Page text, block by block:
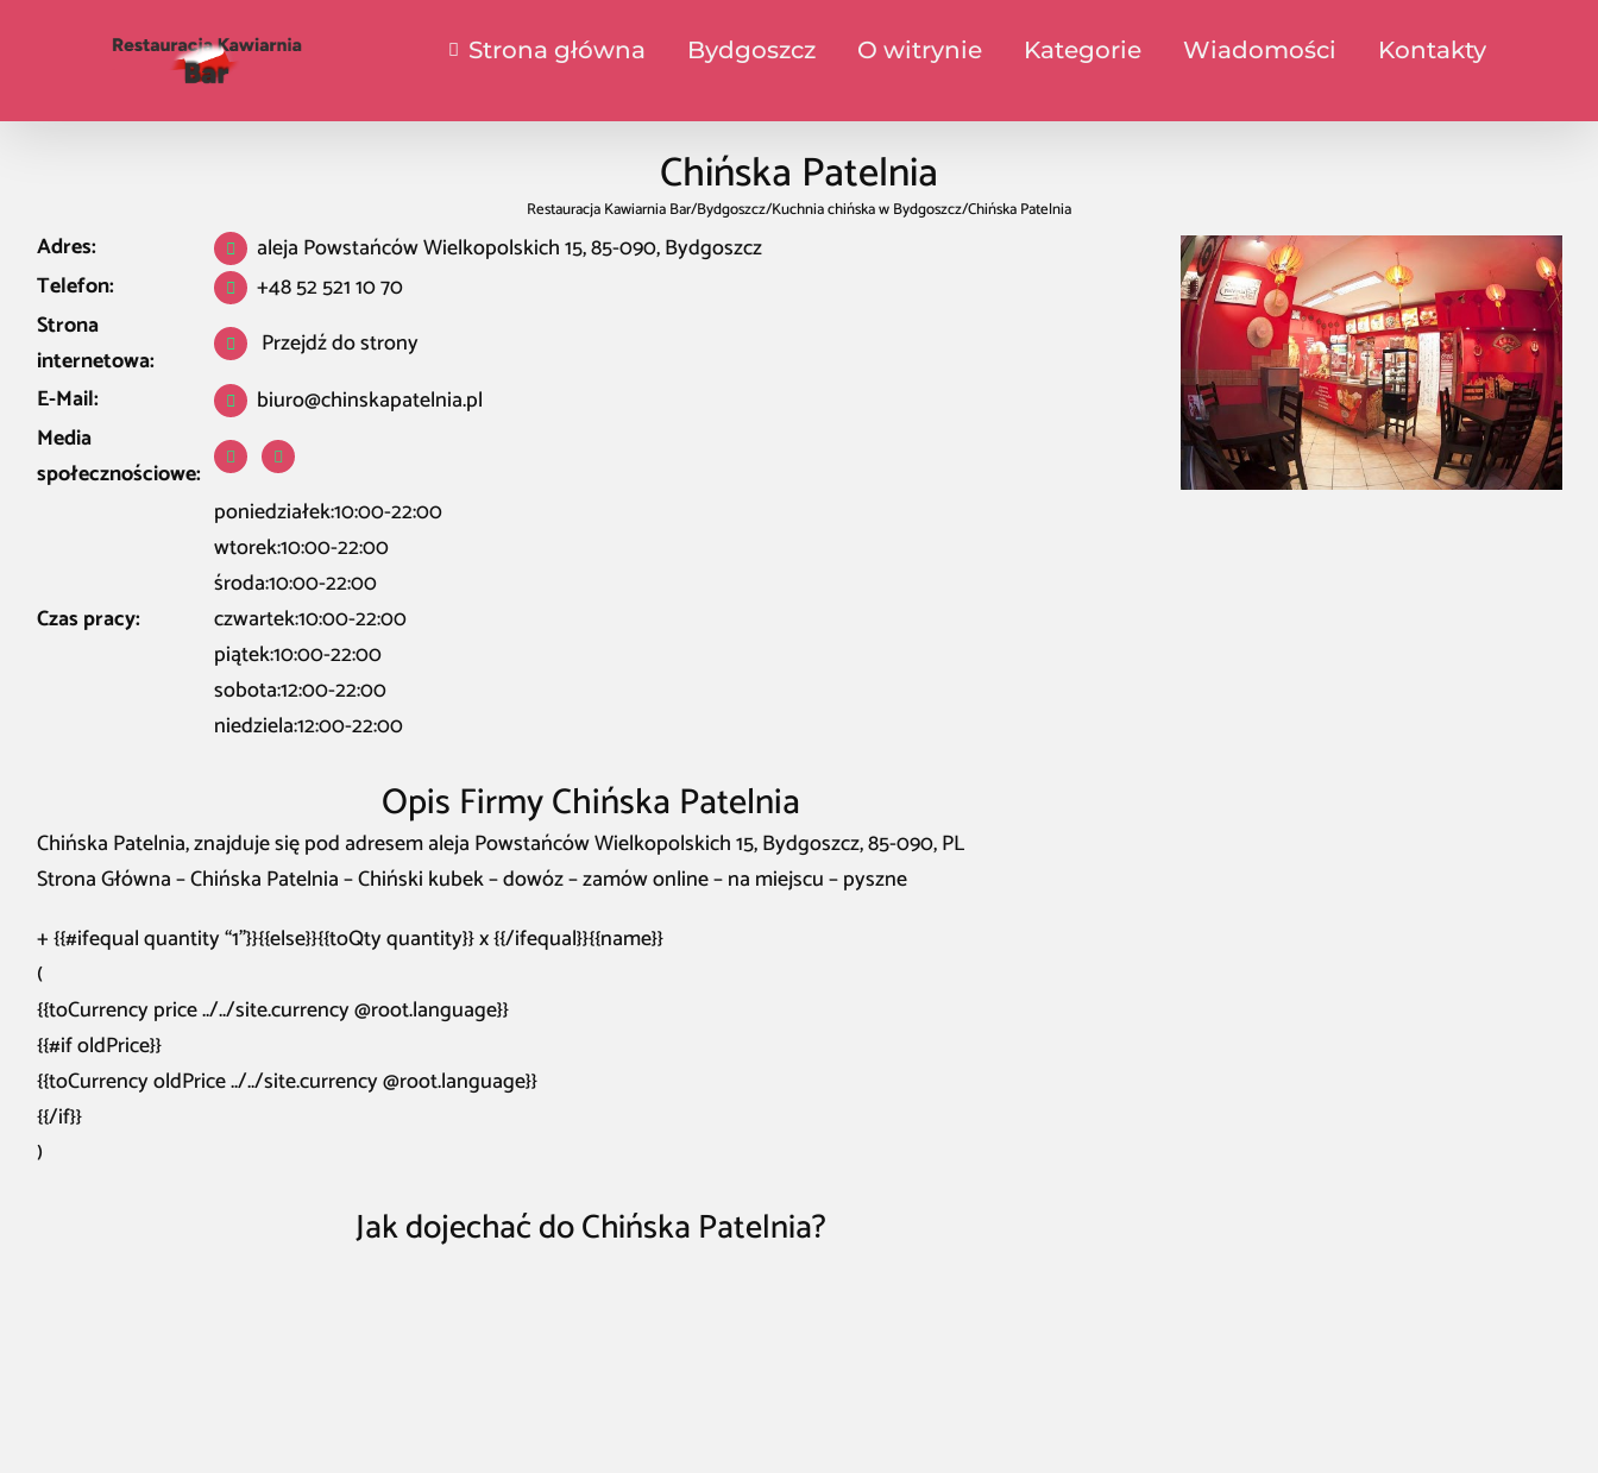
Strona główna Bydgoszcz O witrynie Kategorie Wiadomości Kontakty
Chińska Patelnia
Restauracja Kawiarnia Bar/Bydgoszcz/Kuchnia chińska w Bydgoszcz/Chińska Patelnia
Adres:
aleja Powstańców Wielkopolskich 15, 85-090, Bydgoszcz
Telefon:
+48 52 521 10 70
Strona
internetowa:
Przejdź do strony
E-Mail:
biuro@chinskapatelnia.pl
Media
społecznościowe:
Czas pracy:
poniedziałek:10:00-22:00
wtorek:10:00-22:00
środa:10:00-22:00
czwartek:10:00-22:00
piątek:10:00-22:00
sobota:12:00-22:00
niedziela:12:00-22:00
Opis Firmy Chińska Patelnia
Chińska Patelnia, znajduje się pod adresem aleja Powstańców Wielkopolskich 15, Bydgoszcz, 85-090, PL
Strona Główna – Chińska Patelnia – Chiński kubek – dowóz – zamów online – na miejscu – pyszne
+ {{#ifequal quantity “1”}}{{else}}{{toQty quantity}} x {{/ifequal}}{{name}}
(
{{toCurrency price ../../site.currency @root.language}}
{{#if oldPrice}}
{{toCurrency oldPrice ../../site.currency @root.language}}
{{/if}}
)
Jak dojechać do Chińska Patelnia?